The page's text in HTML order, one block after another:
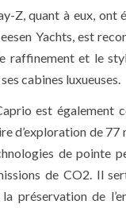
Z, quant à eux, ont
Yachts, est
raffinement et le
cabines luxueuses.
est également
d’exploration de
de pointe
de CO2. Il
préservation de